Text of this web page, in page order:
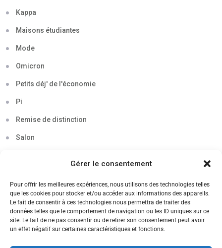
Gérer le consentement
Pour offrir les meilleures expériences, nous utilisons des technologies telles
que les cookies pour stocker et/ou accéder aux informations des appareils.
Le fait de consentir à ces technologies nous permettra de traiter des
données telles que le comportement de navigation ou les ID uniques sur ce
site. Le fait de ne pas consentir ou de retirer son consentement peut avoir
un effet négatif sur certaines caractéristiques et fonctions.
Kappa
Maisons étudiantes
Mode
Omicron
Petits déj' de l'économie
Pi
Remise de distinction
Salon
Soirée
Sortie découverte
Tau
Témoignage